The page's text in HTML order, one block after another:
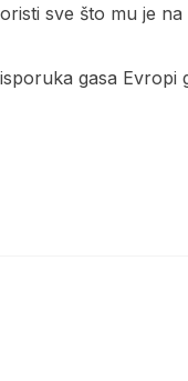
sve što mu je
gasa Evropi